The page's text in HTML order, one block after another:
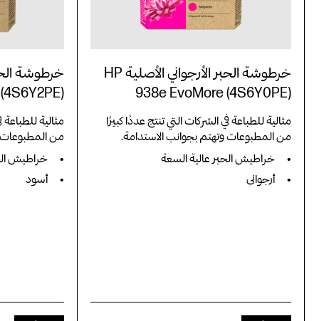
مثالية للطباعة
من المطبوعات
خراطيش
أسود
خرطوشة الحبر الأرجواني الأصلية HP
938e EvoMore (4S6Y0PE)
مثالية للطباعة في الشركات التي تنتج عددًا كبيرًا
من المطبوعات وتهتم بجوانب الاستدامة.
خراطيش الحبر عالية السعة
أرجواني